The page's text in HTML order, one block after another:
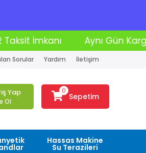
Gün Kargo Moto Kurye İle
Sorular Yardım İletişim
Yap
Ol
0
Sepetim
Hassas Makine
Su Terazileri